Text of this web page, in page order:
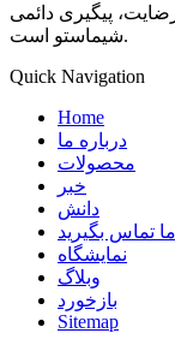
پیگیری دائمی
شیماستو است.
Quick Navigation
Home
درباره ما
محصولات
خبر
دانش
ما تماس بگیرید
نمایشگاه
وبلاگ
بازخورد
Sitemap